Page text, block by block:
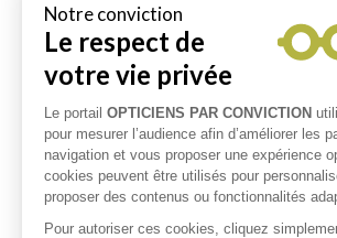
Notre conviction
Le respect de
votre vie privée
Le portail OPTICIENS PAR CONVICTION
pour mesurer l’audience afin d’améliorer les
navigation et vous proposer une expérience
cookies peuvent être utilisés pour
proposer des contenus ou fonctionnalités
Pour autoriser ces cookies, cliquez